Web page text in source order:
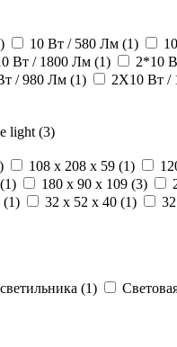
10 Вт / 580 Лм (1)
Вт / 1800 Лм (1) 2*10
/ 980 Лм (1) 2X10 Вт /
light (3)
108 x 208 x 59 (1)
180 x 90 x 109 (3)
(1) 32 x 52 x 40 (1)
(1)